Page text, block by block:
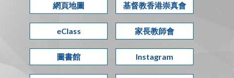
網頁地圖 基督教香港崇真會
eClass 家長教師會
圖書館 Instagram